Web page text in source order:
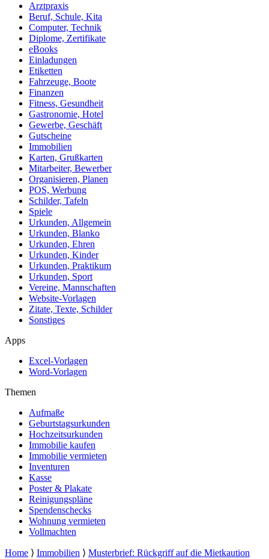
Arztpraxis
Beruf, Schule, Kita
Computer, Technik
Diplome, Zertifikate
eBooks
Einladungen
Etiketten
Fahrzeuge, Boote
Finanzen
Fitness, Gesundheit
Gastronomie, Hotel
Gewerbe, Geschäft
Gutscheine
Immobilien
Karten, Grußkarten
Mitarbeiter, Bewerber
Organisieren, Planen
POS, Werbung
Schilder, Tafeln
Spiele
Urkunden, Allgemein
Urkunden, Blanko
Urkunden, Ehren
Urkunden, Kinder
Urkunden, Praktikum
Urkunden, Sport
Vereine, Mannschaften
Website-Vorlagen
Zitate, Texte, Schilder
Sonstiges
Apps
Excel-Vorlagen
Word-Vorlagen
Themen
Aufmaße
Geburtstagsurkunden
Hochzeitsurkunden
Immobilie kaufen
Immobilie vermieten
Inventuren
Kasse
Poster & Plakate
Reinigungspläne
Spendenschecks
Wohnung vermieten
Vollmachten
Home ⟩ Immobilien ⟩ Musterbrief: Rückgriff auf die Mietkaution